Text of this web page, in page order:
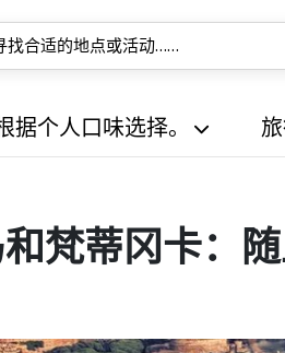
据个人口味选择。
梵蒂冈卡：随